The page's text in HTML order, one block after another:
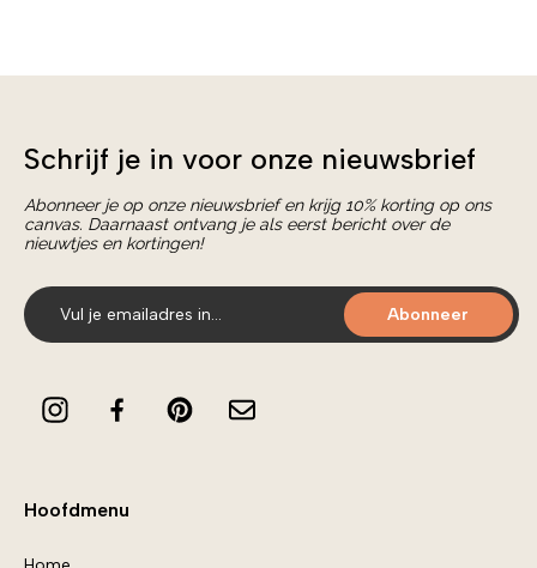
Schrijf je in voor onze nieuwsbrief
Abonneer je op onze nieuwsbrief en krijg 10% korting op ons
canvas. Daarnaast ontvang je als eerst bericht over de
nieuwtjes en kortingen!
Abonneer
Hoofdmenu